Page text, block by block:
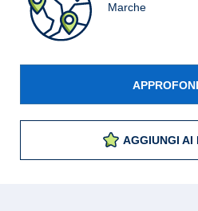
Marche
AGGIUNGI AI